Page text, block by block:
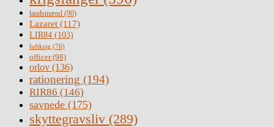
landsmænd (90)
Lazaret (117)
LIR84 (103)
luftkrig (76)
officer(98)
orlov (136)
rationering (194)
RIR86 (146)
savnede (175)
skyttegravsliv (289)